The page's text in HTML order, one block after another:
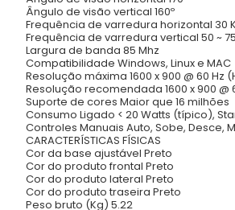
Ângulo de visão vertical 160º
Frequência de varredura horizontal 30
Frequência de varredura vertical 50 ~
Largura de banda 85 Mhz
Compatibilidade Windows, Linux e MAC
Resolução máxima 1600 x 900 @ 60 Hz
Resolução recomendada 1600 x 900 @
Suporte de cores Maior que 16 milhões
Consumo Ligado < 20 Watts (típico),
Controles Manuais Auto, Sobe, Desce,
CARACTERÍSTICAS FÍSICAS
Cor da base ajustável Preto
Cor do produto frontal Preto
Cor do produto lateral Preto
Cor do produto traseira Preto
Peso bruto (Kg) 5.22